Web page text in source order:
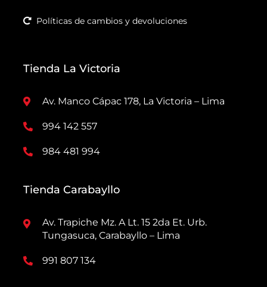
Políticas de cambios y devoluciones
Tienda La Victoria
Av. Manco Cápac 178, La Victoria – Lima
994 142 557
984 481 994
Tienda Carabayllo
Av. Trapiche Mz. A Lt. 15 2da Et. Urb.
Tungasuca, Carabayllo – Lima
991 807 134